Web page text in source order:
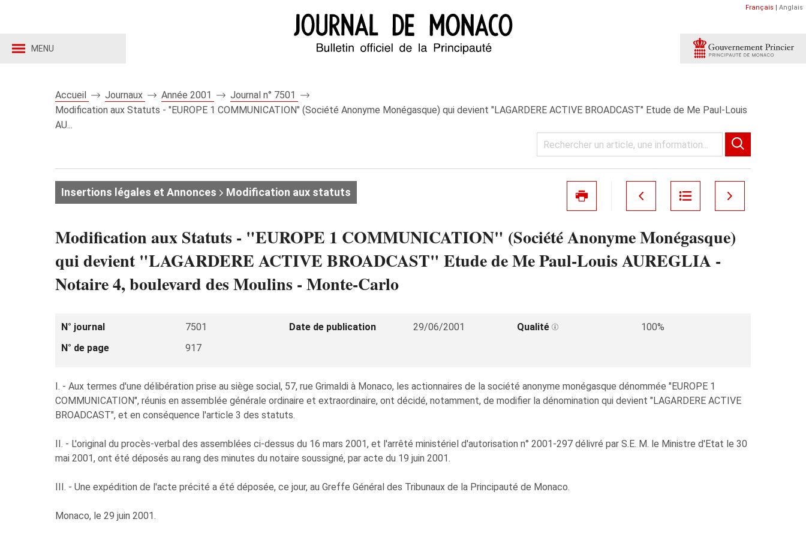
MENU
Français | Anglais
Accueil Journaux Année 2001
Journal n° 7501
Modification aux Statuts - "EUROPE 1 COMMUNICATION" (Société Anonyme Monégasque) qui devient "LAGARDERE ACTIVE BROADCAST" Etude de Me Paul-Louis
AU...
Insertions légales et Annonces Modification aux statuts
Modification aux Statuts - "EUROPE 1 COMMUNICATION" (Société Anonyme Monégasque)
qui devient "LAGARDERE ACTIVE BROADCAST" Etude de Me Paul-Louis AUREGLIA -
Notaire 4, boulevard des Moulins - Monte-Carlo
N° journal 7501 Date de publication 29/06/2001 Qualité
100%
N° de page
917
I. - Aux termes d'une délibération prise au siège social, 57, rue Grimaldi à Monaco, les actionnaires de la société anonyme monégasque dénommée "EUROPE 1
COMMUNICATION", réunis en assemblée générale ordinaire et extraordinaire, ont décidé, notamment, de modifier la dénomination qui devient "LAGARDERE ACTIVE
BROADCAST", et en conséquence l'article 3 des statuts.
II. - L'original du procès-verbal des assemblées ci-dessus du 16 mars 2001, et l'arrêté ministériel d'autorisation n° 2001-297 délivré par S.E. M. le Ministre d'Etat le 30
mai 2001, ont été déposés au rang des minutes du notaire soussigné, par acte du 19 juin 2001.
III. - Une expédition de l'acte précité a été déposée, ce jour, au Greffe Général des Tribunaux de la Principauté de Monaco.
Monaco, le 29 juin 2001.